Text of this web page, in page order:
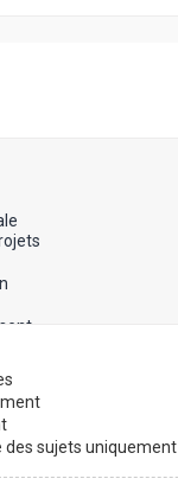
des sujets uniquement